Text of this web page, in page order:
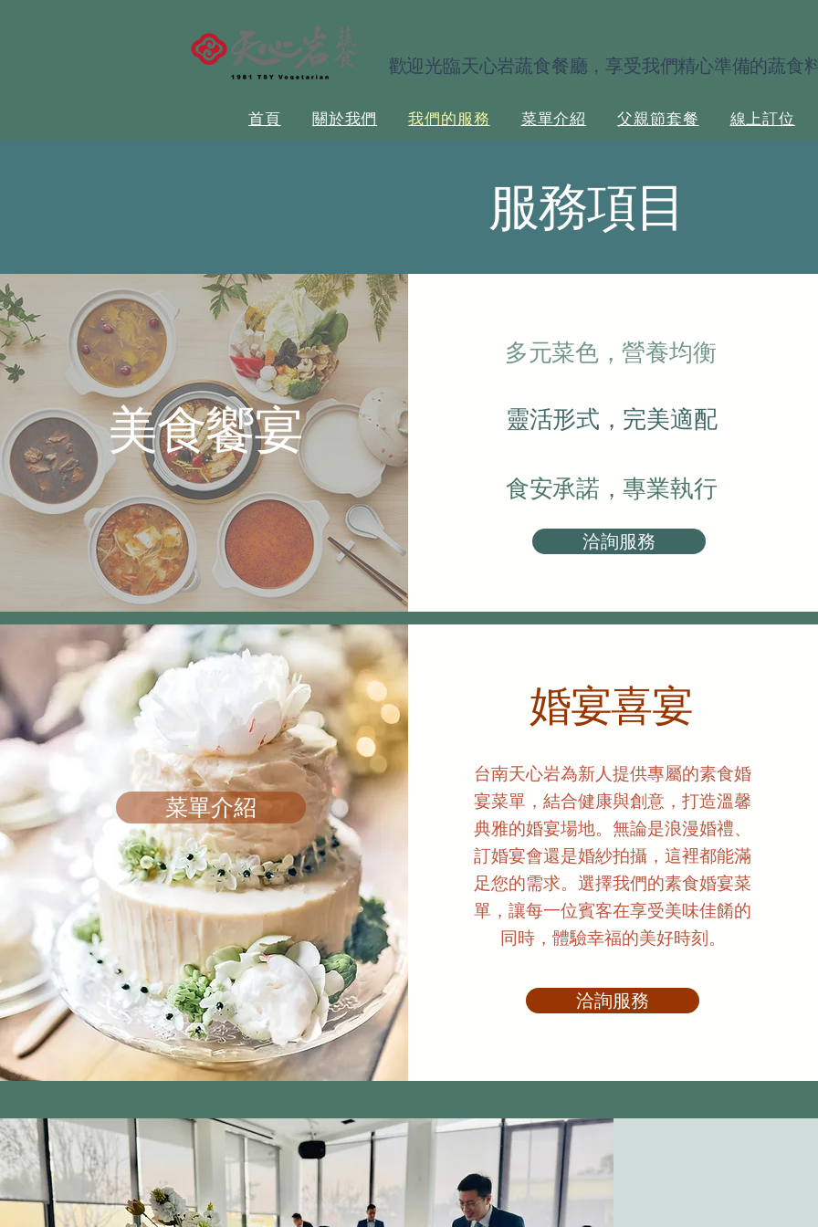
歡迎光臨天心岩蔬食餐廳，享受我們精心準備的蔬食
首頁 關於我們 我們的服務 菜單介紹 父親節套餐 線上訂位
服務項目
美食饗宴
多元菜色，營養均衡
靈活形式，完美適配
食安承諾，專業執行
洽詢服務
菜單介紹
婚宴喜宴
台南天心岩為新人提供專屬的素食婚
宴菜單，結合健康與創意，打造溫馨
典雅的婚宴場地。無論是浪漫婚禮、
訂婚宴會還是婚紗拍攝，這裡都能滿
足您的需求。選擇我們的素食婚宴菜
單，讓每一位賓客在享受美味佳餚的
同時，體驗幸福的美好時刻。
洽詢服務